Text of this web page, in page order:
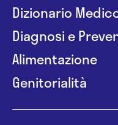
Dizionario
Diagnosi e
Alimentazione
Genitorialità